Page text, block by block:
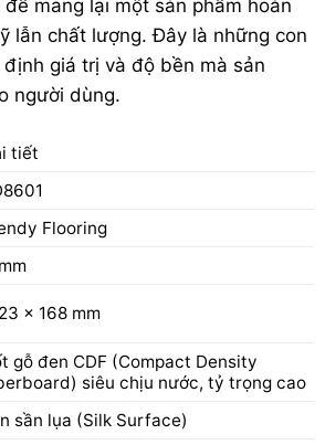
mang lại một sản phẩm hoàn
lẫn chất lượng. Đây là những con
giá trị và độ bền mà sản
người dùng.
tiết
Flooring
x 168 mm
gỗ đen CDF (Compact Density
siêu chịu nước, tỷ trọng cao
sần lụa (Silk Surface)